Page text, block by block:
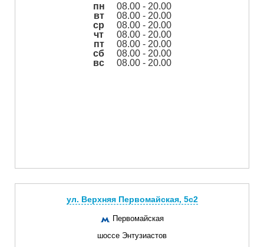
пн
08.00 - 20.00
вт
08.00 - 20.00
ср
08.00 - 20.00
чт
08.00 - 20.00
пт
08.00 - 20.00
сб
08.00 - 20.00
вс
08.00 - 20.00
ул. Верхняя Первомайская, 5с2
Первомайская
шоссе Энтузиастов